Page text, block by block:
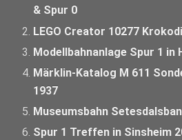
& Spur 0
LEGO Creator 10277
Modellbahnanlage Spur 1 in
Märklin-Katalog M 611
1937
Museumsbahn
Spur 1 Treffen in Sinsheim